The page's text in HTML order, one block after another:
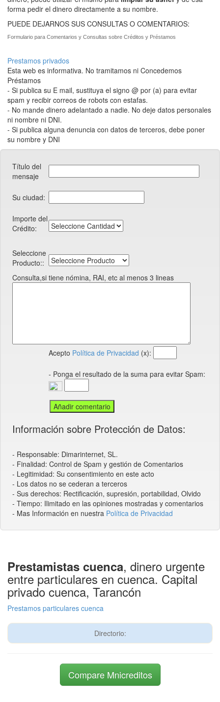
forma pedir el dinero directamente a su nombre.
PUEDE DEJARNOS SUS CONSULTAS O COMENTARIOS:
Formulario para Comentarios y Consultas sobre Créditos y Préstamos
Prestamos privados
Esta web es informativa. No tramitamos ni Concedemos
Préstamos
- Si publica su E mail, sustituya el signo @ por (a) para evitar
spam y recibir correos de robots con estafas.
- No mande dinero adelantado a nadie. No deje datos personales
ni nombre ni DNI.
- Si publica alguna denuncia con datos de terceros, debe poner
su nombre y DNI
Título del
mensaje
Su ciudad:
Importe del
Crédito:
Seleccione
Producto::
Consulta,si tiene nómina, RAI, etc al menos 3 lineas
Acepto Política de Privacidad (x):
- Ponga el resultado de la suma para evitar Spam:
Información sobre Protección de Datos:
- Responsable: Dimarinternet, SL.
- Finalidad: Control de Spam y gestión de Comentarios
- Legitimidad: Su consentimiento en este acto
- Los datos no se cederan a terceros
- Sus derechos: Rectificación, supresión, portabilidad, Olvido
- Tiempo: Ilimitado en las opiniones mostradas y comentarios
- Mas Información en nuestra Política de Privacidad
Prestamistas cuenca, dinero urgente
entre particulares en cuenca. Capital
privado cuenca, Tarancón
Prestamos particulares cuenca
Directorio:
Compare Mnicreditos